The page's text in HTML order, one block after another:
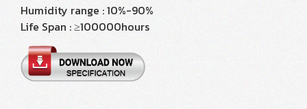
Humidity range : 10%-90%
Life Span : ≥100000hours